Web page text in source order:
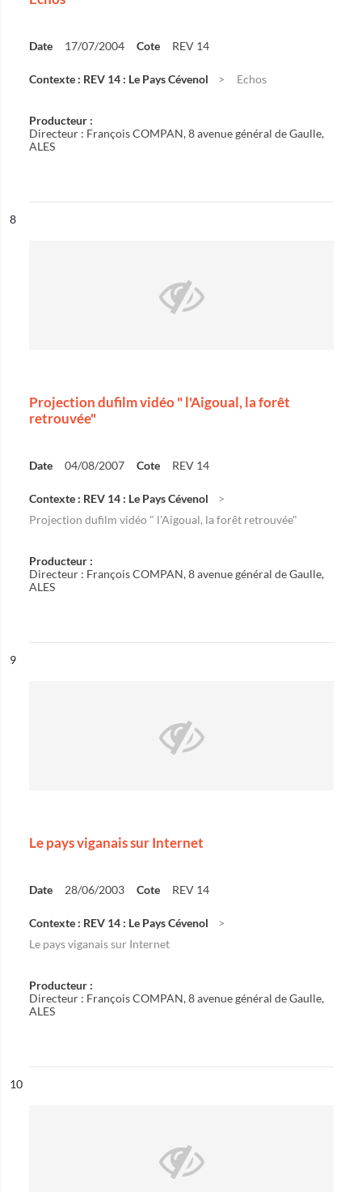
Date 17/07/2004 Cote REV 14
Contexte : REV 14 : Le Pays Cévenol Echos
Producteur :
Directeur : François COMPAN, 8 avenue général de Gaulle,
ALES
n°
8
Projection dufilm vidéo " l'Aigoual, la forêt
retrouvée"
Date 04/08/2007 Cote REV 14
Contexte : REV 14 : Le Pays Cévenol
Projection dufilm vidéo " l'Aigoual, la forêt retrouvée"
Producteur :
Directeur : François COMPAN, 8 avenue général de Gaulle,
ALES
n°
9
Le pays viganais sur Internet
Date 28/06/2003 Cote REV 14
Contexte : REV 14 : Le Pays Cévenol
Le pays viganais sur Internet
Producteur :
Directeur : François COMPAN, 8 avenue général de Gaulle,
ALES
n°
10